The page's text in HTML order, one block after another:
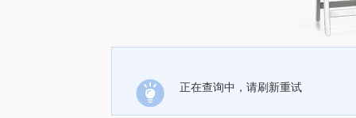
正在查询中，请刷新重试